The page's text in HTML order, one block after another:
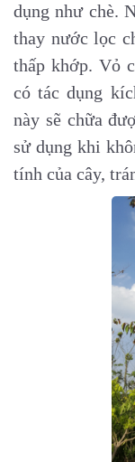
dụng như chè.
thay nước lọc
thấp khớp. Vỏ
có tác dụng
này sẽ chữa
sử dụng khi
tính của cây,